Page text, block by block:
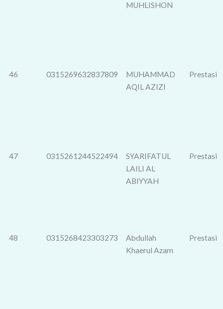
MUHLISHON
46 0315269632837809
MUHAMMAD
AQIL AZIZI
Prestasi
47 0315261244522494
SYARIFATUL
LAILI AL
ABIYYAH
Prestasi
48 0315268423303273
Abdullah
Khaerul Azam
Prestasi